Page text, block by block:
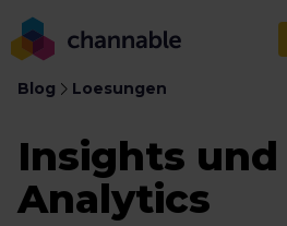
Blog Loesungen
Insights und
Analytics